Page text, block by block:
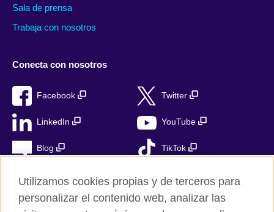
Sala de prensa
Trabaja con nosotros
Conecta con nosotros
Facebook Twitter
LinkedIn YouTube
Blog TikTok
British Council Global
Utilizamos cookies propias y de terceros para
personalizar el contenido web, analizar las